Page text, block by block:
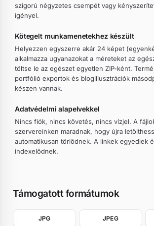
szigorú négyzetes csempét vagy
igényel.
Kötegelt munkamenetekhez készült
Helyezzen egyszerre akár 24 képet
alkalmazza ugyanazokat a méreteket az
töltse le az egészet egyetlen ZIP-ként.
portfólió exportok és blogillusztrációk
készen vannak.
Adatvédelmi alapelvekkel
Nincs fiók, nincs követés, nincs vízjel. A
szervereinken maradnak, hogy újra
automatikusan törlődnek. A linkek egyediek
indexelődnek.
Támogatott formátumok
JPG JPEG